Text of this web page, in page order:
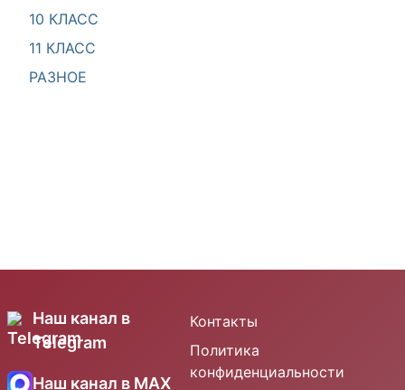
10 КЛАСС
11 КЛАСС
РАЗНОЕ
Наш канал в
Telegram
Наш канал в MAX
Контакты
Политика
конфиденциальности